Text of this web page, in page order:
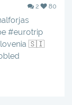
2 80
#eurotrip
🇸🇮